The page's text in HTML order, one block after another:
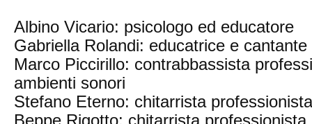
Albino Vicario: psicologo ed educatore
Gabriella Rolandi: educatrice e
Marco Piccirillo: contrabbassista
ambienti sonori
Stefano Eterno: chitarrista